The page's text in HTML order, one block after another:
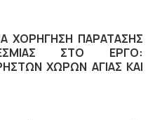
ΧΟΡΗΓΗΣΗ ΠΑΡΑΤΑΣΗΣ
ΣΤΟ ΕΡΓΟ:
ΧΩΡΩΝ ΑΓΙΑΣ ΚΑΙ